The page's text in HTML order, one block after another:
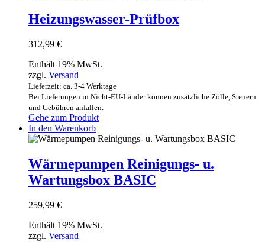
Heizungswasser-Prüfbox
312,99 €
Enthält 19% MwSt.
zzgl. Versand
Lieferzeit: ca. 3-4 Werktage
Bei Lieferungen in Nicht-EU-Länder können zusätzliche Zölle, Steuern
und Gebühren anfallen.
Gehe zum Produkt
In den Warenkorb
Wärmepumpen Reinigungs- u.
Wartungsbox BASIC
259,99 €
Enthält 19% MwSt.
zzgl. Versand